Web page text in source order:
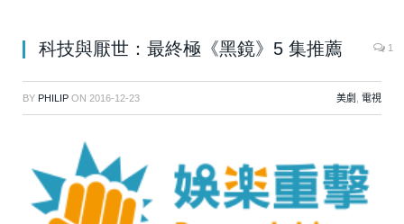
科技與厭世：最終極《黑鏡》5 集推薦 1
BY PHILIP ON 2016-12-23 美劇 電視